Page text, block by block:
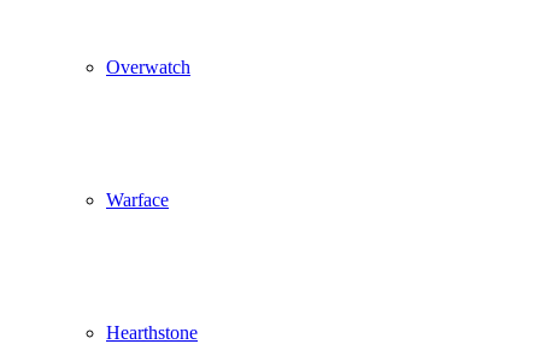
Overwatch
Warface
Hearthstone